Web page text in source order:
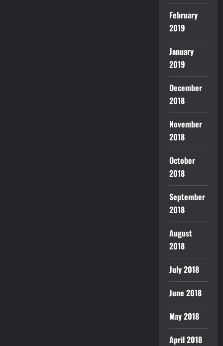
February
2019
January
2019
December
2018
November
2018
October
2018
September
2018
August
2018
July 2018
June 2018
May 2018
April 2018